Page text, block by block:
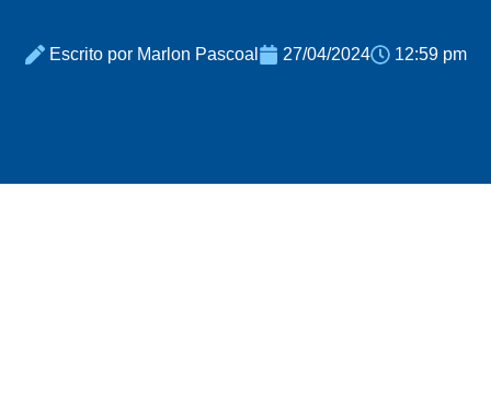
Escrito por Marlon Pascoal 27/04/2024 12:59 pm